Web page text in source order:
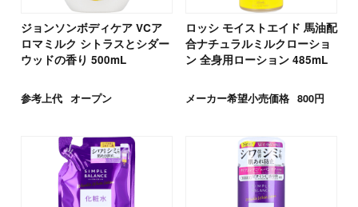
ジョンソンボディケア VCア
ロマミルク シトラスとシダー
ウッドの香り 500mL
参考上代 オープン
ロッシ モイストエイド 馬油配
合ナチュラルミルクローショ
ン 全身用ローション 485mL
メーカー希望小売価格 800円